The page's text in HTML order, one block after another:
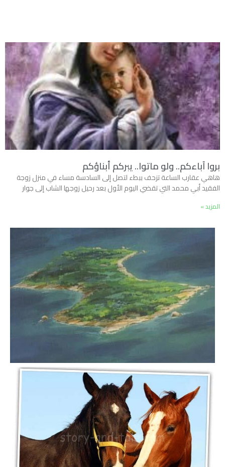
بروا آباءكم.. ولو ماتوا.. يبركم أبناؤكم
هاهي عقارب الساعة تزحف ببطء لتصل إلى السادسة مساء في منزل زوجة
الفقيد أبي محمد التي تقضي اليوم الأول بعد رحيل زوجها الشاب إلى جوار
المزيد »